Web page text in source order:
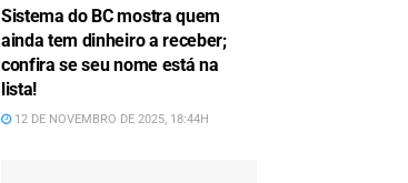
Sistema do BC mostra quem
ainda tem dinheiro a receber;
confira se seu nome está na
lista!
12 DE NOVEMBRO DE 2025, 18:44H